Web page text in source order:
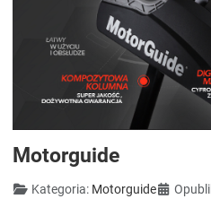
Motorguide
Szczegóły
Kategoria: Motorguide